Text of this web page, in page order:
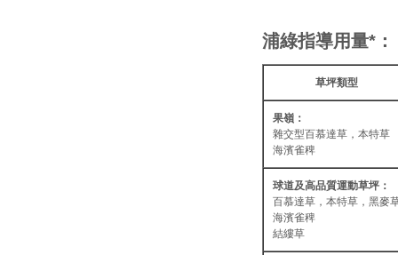
浦綠指導用量*：
草坪類型
果嶺：
雜交型百慕達草，本特草
海濱雀稗
球道及高品質運動草坪：
百慕達草，本特草，黑麥
海濱雀稗
結縷草